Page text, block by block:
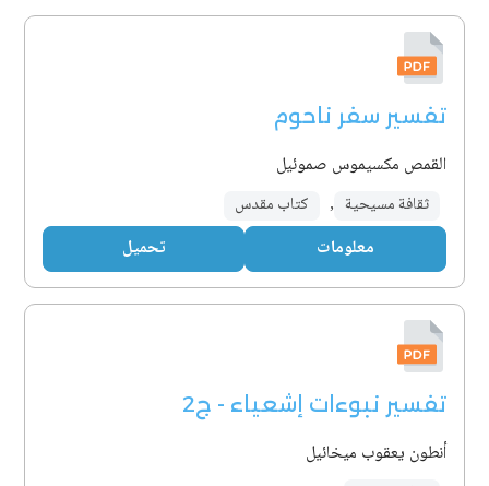
تفسير سفر ناحوم
القمص مكسيموس صموئيل
ثقافة مسيحية , كتاب مقدس
معلومات تحميل
تفسير نبوءات إشعياء - ج2
أنطون يعقوب ميخائيل